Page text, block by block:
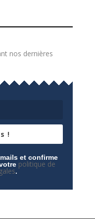
nos dernières
!
et confirme
politique de
.